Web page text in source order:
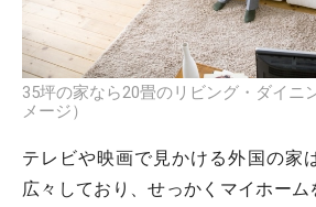
35坪の家なら20畳のリビング・ダイニ
メージ）
テレビや映画で見かける外国の家
広々しており、せっかくマイホー